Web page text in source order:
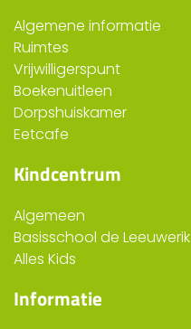
Algemene informatie
Ruimtes
Vrijwilligerspunt
Boekenuitleen
Dorpshuiskamer
Eetcafe
Kindcentrum
Algemeen
Basisschool de Leeuwerik
Alles Kids
Informatie